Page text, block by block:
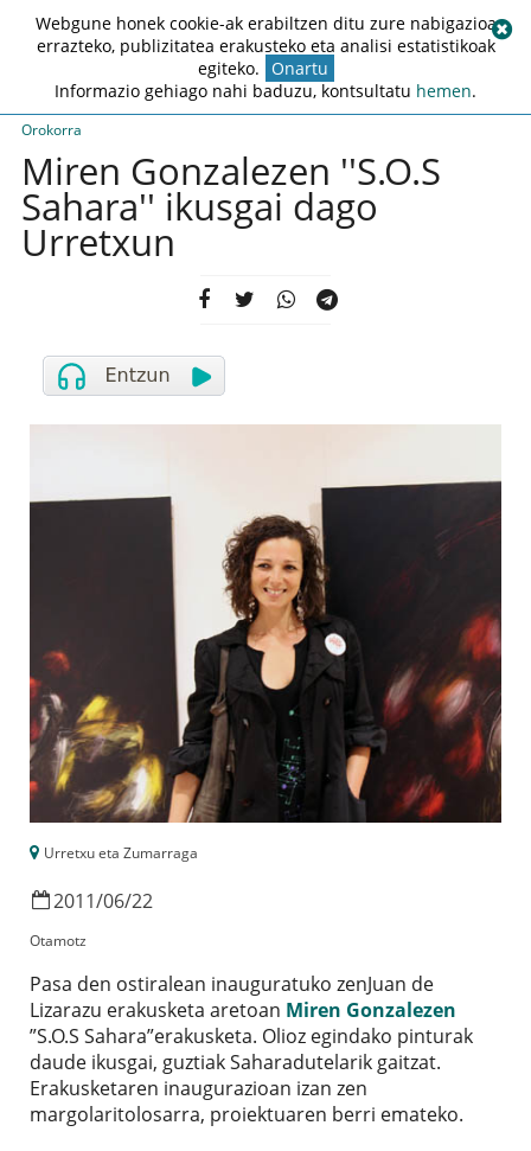
Orokorra
Miren Gonzalezen ''S.O.S
Sahara'' ikusgai dago
Urretxun
Urretxu eta Zumarraga
2011/06/22
Otamotz
Pasa den ostiralean inauguratuko zenJuan de
Lizarazu erakusketa aretoan Miren Gonzalezen
”S.O.S Sahara”erakusketa. Olioz egindako pinturak
daude ikusgai, guztiak Saharadutelarik gaitzat.
Erakusketaren inaugurazioan izan zen
margolaritolosarra, proiektuaren berri emateko.
Webgune honek cookie-ak erabiltzen ditu zure nabigazioa
errazteko, publizitatea erakusteko eta analisi estatistikoak
egiteko. Onartu
Informazio gehiago nahi baduzu, kontsultatu hemen.